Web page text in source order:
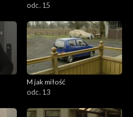
odc. 15
M jak miłość
odc. 13